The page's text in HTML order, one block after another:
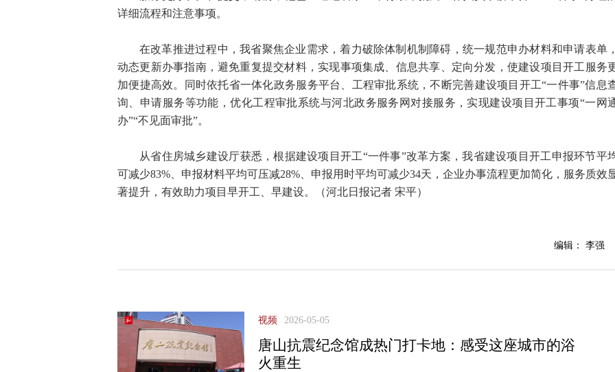
详细流程和注意事项。
在改革推进过程中，我省聚焦企业需求，着力破除体制机制障碍，统一规范申办材料和申请表单，
动态更新办事指南，避免重复提交材料，实现事项集成、信息共享、定向分发，使建设项目开工服务
加便捷高效。同时依托省一体化政务服务平台、工程审批系统，不断完善建设项目开工“一件事”信息
询、申请服务等功能，优化工程审批系统与河北政务服务网对接服务，实现建设项目开工事项“一网
办”“不见面审批”。
从省住房城乡建设厅获悉，根据建设项目开工“一件事”改革方案，我省建设项目开工申报环节平
可减少83%、申报材料平均可压减28%、申报用时平均可减少34天，企业办事流程更加简化，服务质效
著提升，有效助力项目早开工、早建设。（河北日报记者 宋平）
编辑： 李强
视频 2026-05-05
唐山抗震纪念馆成热门打卡地：感受这座城市的浴
火重生